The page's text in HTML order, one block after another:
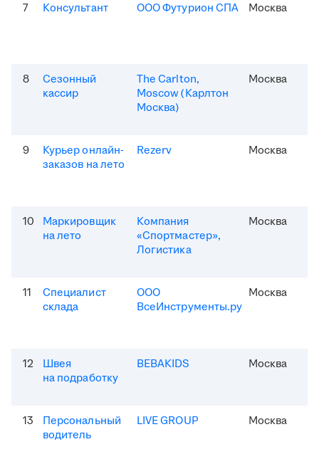
7 Консультант ООО Футурион СПА Москва
8
Сезонный
кассир
The Carlton,
Moscow (Карлтон
Москва)
Москва
9
Курьер онлайн-
заказов на лето
Rezerv Москва
10
Маркировщик
на лето
Компания
«Спортмастер»,
Логистика
Москва
11
Специалист
склада
ООО
ВсеИнструменты.ру
Москва
12
Швея
на подработку
BEBAKIDS Москва
13
Персональный
водитель
LIVE GROUP Москва